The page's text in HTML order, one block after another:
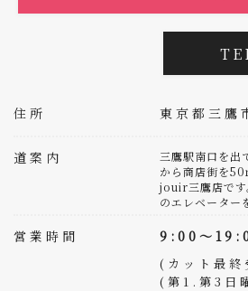
住所 東京都三
道案内
三鷹駅南口を出
から商店街を
jouir三鷹店です
のエレベーター
営業時間 9:00～
(カット最
(第1.第3日